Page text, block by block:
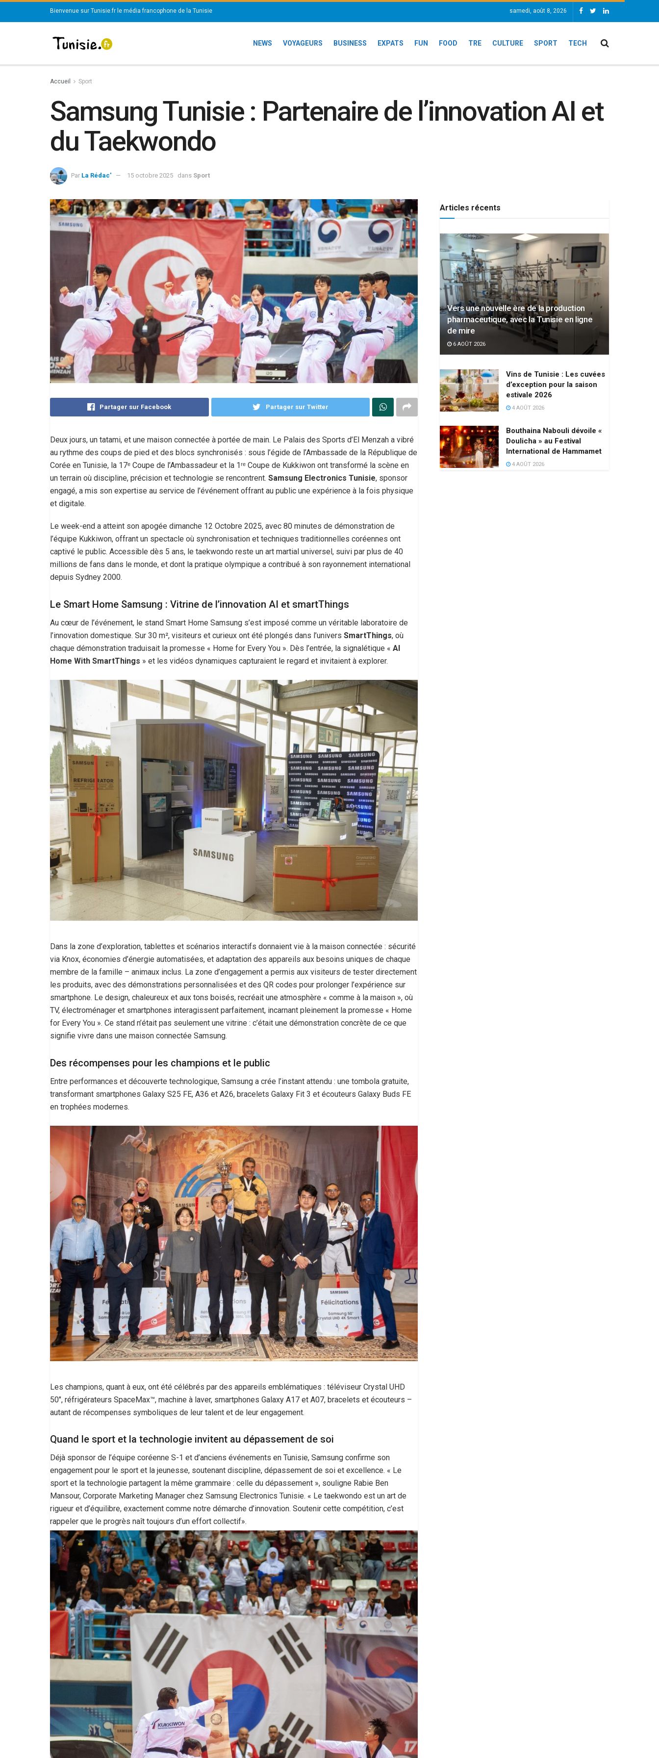
Bienvenue sur Tunisie.fr le média francophone de la Tunisie samedi, août 8, 2026
NEWS VOYAGEURS BUSINESS EXPATS FUN FOOD TRE CULTURE SPORT TECH
Accueil Sport
Samsung Tunisie : Partenaire de l’innovation AI et
du Taekwondo
Par La Rédac' 15 octobre 2025 dans Sport
Partager sur Facebook Partager sur Twitter
Deux jours, un tatami, et une maison connectée à portée de main. Le Palais des Sports d’El Menzah a vibré
au rythme des coups de pied et des blocs synchronisés : sous l’égide de l’Ambassade de la République de
Corée en Tunisie, la 17ᵉ Coupe de l’Ambassadeur et la 1ʳᵉ Coupe de Kukkiwon ont transformé la scène en
un terrain où discipline, précision et technologie se rencontrent. Samsung Electronics Tunisie, sponsor
engagé, a mis son expertise au service de l’événement offrant au public une expérience à la fois physique
et digitale.
Le week-end a atteint son apogée dimanche 12 Octobre 2025, avec 80 minutes de démonstration de
l’équipe Kukkiwon, offrant un spectacle où synchronisation et techniques traditionnelles coréennes ont
captivé le public. Accessible dès 5 ans, le taekwondo reste un art martial universel, suivi par plus de 40
millions de fans dans le monde, et dont la pratique olympique a contribué à son rayonnement international
depuis Sydney 2000.
Le Smart Home Samsung : Vitrine de l’innovation AI et smartThings
Au cœur de l’événement, le stand Smart Home Samsung s’est imposé comme un véritable laboratoire de
l’innovation domestique. Sur 30 m², visiteurs et curieux ont été plongés dans l’univers SmartThings, où
chaque démonstration traduisait la promesse « Home for Every You ». Dès l’entrée, la signalétique « AI
Home With SmartThings » et les vidéos dynamiques capturaient le regard et invitaient à explorer.
Dans la zone d’exploration, tablettes et scénarios interactifs donnaient vie à la maison connectée : sécurité
via Knox, économies d’énergie automatisées, et adaptation des appareils aux besoins uniques de chaque
membre de la famille – animaux inclus. La zone d’engagement a permis aux visiteurs de tester directement
les produits, avec des démonstrations personnalisées et des QR codes pour prolonger l’expérience sur
smartphone. Le design, chaleureux et aux tons boisés, recréait une atmosphère « comme à la maison », où
TV, électroménager et smartphones interagissent parfaitement, incarnant pleinement la promesse « Home
for Every You ». Ce stand n’était pas seulement une vitrine : c’était une démonstration concrète de ce que
signifie vivre dans une maison connectée Samsung.
Des récompenses pour les champions et le public
Entre performances et découverte technologique, Samsung a crée l’instant attendu : une tombola gratuite,
transformant smartphones Galaxy S25 FE, A36 et A26, bracelets Galaxy Fit 3 et écouteurs Galaxy Buds FE
en trophées modernes.
Les champions, quant à eux, ont été célébrés par des appareils emblématiques : téléviseur Crystal UHD
50″, réfrigérateurs SpaceMax™, machine à laver, smartphones Galaxy A17 et A07, bracelets et écouteurs –
autant de récompenses symboliques de leur talent et de leur engagement.
Quand le sport et la technologie invitent au dépassement de soi
Déjà sponsor de l’équipe coréenne S-1 et d’anciens événements en Tunisie, Samsung confirme son
engagement pour le sport et la jeunesse, soutenant discipline, dépassement de soi et excellence. « Le
sport et la technologie partagent la même grammaire : celle du dépassement », souligne Rabie Ben
Mansour, Corporate Marketing Manager chez Samsung Electronics Tunisie. « Le taekwondo est un art de
rigueur et d’équilibre, exactement comme notre démarche d’innovation. Soutenir cette compétition, c’est
rappeler que le progrès naît toujours d’un effort collectif».
Articles récents
Vers une nouvelle ère de la production
pharmaceutique, avec la Tunisie en ligne
de mire
6 AOÛT 2026
Vins de Tunisie : Les cuvées
d’exception pour la saison
estivale 2026
4 AOÛT 2026
Bouthaina Nabouli dévoile «
Doulicha » au Festival
International de Hammamet
4 AOÛT 2026